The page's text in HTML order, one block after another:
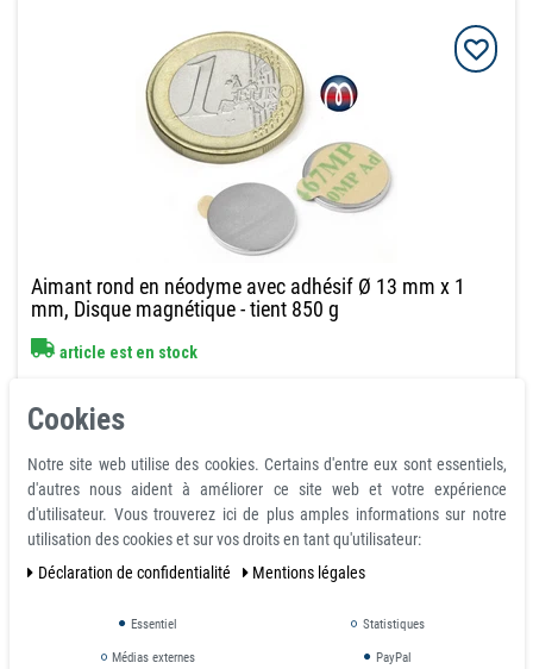
Aimant rond en néodyme avec adhésif Ø 13 mm x 1
mm, Disque magnétique - tient 850 g
article est en stock
avec TVAhorsFrais de livraison
Prix échelonnés
de la quantité:
0,37 €
de la quantité:160
0,32 €
Panier d'achat
Cookies
Notre site web utilise des cookies. Certains d'entre eux sont essentiels,
d'autres nous aident à améliorer ce site web et votre expérience
d'utilisateur. Vous trouverez ici de plus amples informations sur notre
utilisation des cookies et sur vos droits en tant qu'utilisateur:
Déclaration de confidentialité
Mentions légales
Essentiel Statistiques
Médias externes PayPal